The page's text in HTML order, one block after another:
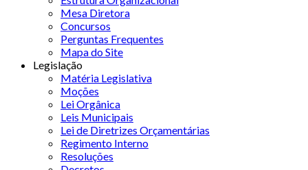
Mesa Diretora
Concursos
Perguntas Frequentes
Mapa do Site
Legislação
Matéria Legislativa
Moções
Lei Orgânica
Leis Municipais
Lei de Diretrizes Orçamentárias
Regimento Interno
Resoluções